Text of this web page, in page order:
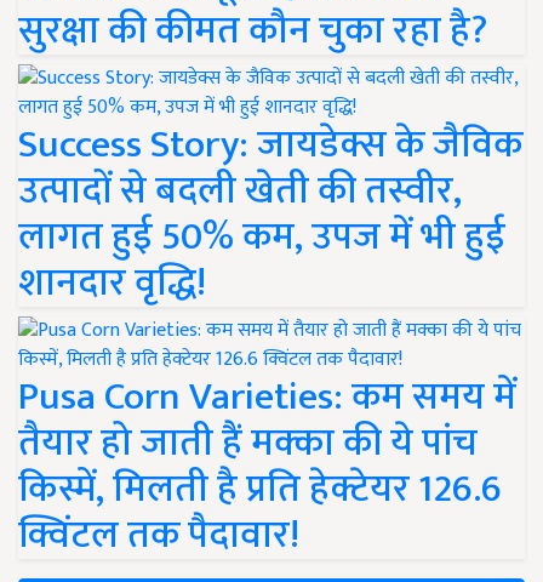
सुरक्षा की कीमत कौन चुका रहा है?
Success Story: जायडेक्स के जैविक
उत्पादों से बदली खेती की तस्वीर,
लागत हुई 50% कम, उपज में भी हुई
शानदार वृद्धि!
Pusa Corn Varieties: कम समय में
तैयार हो जाती हैं मक्का की ये पांच
किस्में, मिलती है प्रति हेक्टेयर 126.6
क्विंटल तक पैदावार!